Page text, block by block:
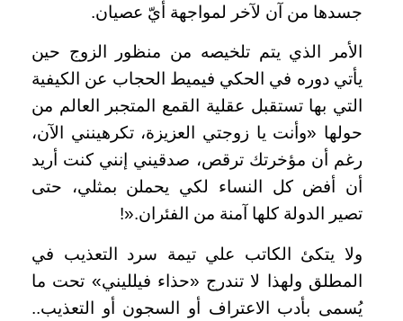
جسدها من آن لآخر لمواجهة أيّ عصيان.
الأمر الذي يتم تلخيصه من منظور الزوج حين
يأتي دوره في الحكي فيميط الحجاب عن الكيفية
التي بها تستقبل عقلية القمع المتجبر العالم من
حولها «وأنت يا زوجتي العزيزة، تكرهينني الآن،
رغم أن مؤخرتك ترقص، صدقيني إنني كنت أريد
أن أفض كل النساء لكي يحملن بمثلي، حتى
تصير الدولة كلها آمنة من الفئران!».
ولا يتكئ الكاتب علي تيمة سرد التعذيب في
المطلق ولهذا لا تندرج «حذاء فيلليني» تحت ما
يُسمى بأدب الاعتراف أو السجون أو التعذيب..